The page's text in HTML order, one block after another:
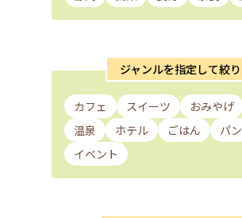
ジャンルを指定して絞
カフェ スイーツ おみやげ
温泉
ホテル ごはん パン
イベント